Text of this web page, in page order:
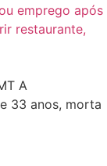
A
33 anos, morta